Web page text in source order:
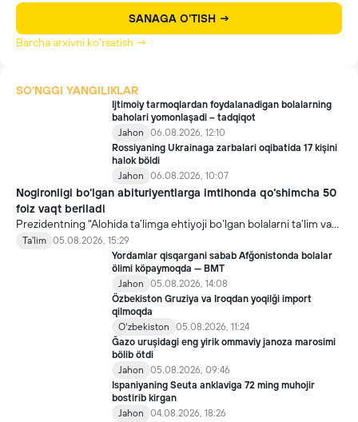
SANAGA O'TISH →
Barcha arxivni ko'rsatish →
SO'NGGI YANGILIKLAR
Ijtimoiy tarmoqlardan foydalanadigan bolalarning
baholari yomonlaşadi – tadqiqot
Jahon
06.08.2026, 12:10
Rossiyaning Ukrainaga zarbalari oqibatida 17 kişini
halok böldi
Jahon
06.08.2026, 10:07
Nogironligi bo‘lgan abituriyentlarga imtihonda qo‘shimcha 50
foiz vaqt beriladi
Prezidentning "Alohida ta’limga ehtiyoji bo‘lgan bolalarni ta’lim va
ijtimoiy xizmatlar bilan qamrab olish tizimini takomillashtirish
bo‘yicha qo‘shimcha chora-tadbirlar to‘g‘risida"gi qarori bilan
inklyuziv ta’lim sohasida qator yangi mexanizmlar joriy etilmoqda.
Ta'lim 05.08.2026, 15:29
Yordamlar qisqargani sabab Afğonistonda bolalar
ölimi köpaymoqda — BMT
Jahon
05.08.2026, 14:08
Özbekiston Gruziya va Iroqdan yoqilği import
qilmoqda
Oʻzbekiston
05.08.2026, 11:24
Ğazo uruşidagi eng yirik ommaviy janoza marosimi
bölib ötdi
Jahon
05.08.2026, 09:46
Ispaniyaning Seuta anklaviga 72 ming muhojir
bostirib kirgan
Jahon
04.08.2026, 18:26